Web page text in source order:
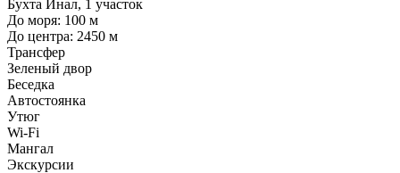
Бухта Инал, 1 участок
До моря: 100 м
До центра: 2450 м
Трансфер
Зеленый двор
Беседка
Автостоянка
Утюг
Wi-Fi
Мангал
Экскурсии